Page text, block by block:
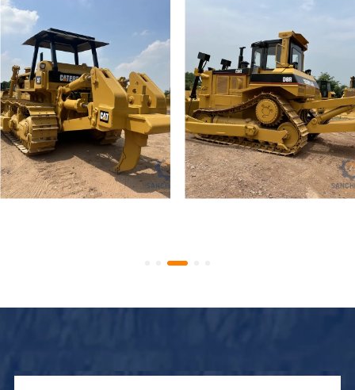
Bulldozer sur chenilles
Caterpillar D8K d'occasion
Bulldozer sur chenilles
Caterpillar D8R d'occasion